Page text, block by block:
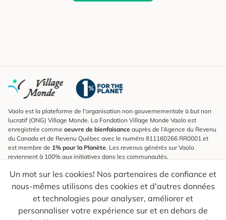
Un mot sur les cookies! Nos partenaires de confiance et
nous-mêmes utilisons des cookies et d'autres données
et technologies pour analyser, améliorer et
personnaliser votre expérience sur et en dehors de
Vaolo est la plateforme de l'organisation non gouvernementale à but non
lucratif (ONG) Village Monde. La Fondation Village Monde Vaolo est
enregistrée comme oeuvre de bienfaisance auprès de l’Agence du Revenu
du Canada et de Revenu Québec avec le numéro 811160266 RR0001 et
est membre de 1% pour la Planète. Les revenus générés sur Vaolo
reviennent à 100% aux initiatives dans les communautés.
S'inscrire à l'infolettre
Pour connaître les nouveautés, suivre nos explorateurs et recevoir des
astuces pour des voyages plus conscients.
Ton courriel